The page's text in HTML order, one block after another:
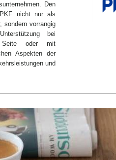
Den
nicht nur als
sondern vorrangig
bei
Seite oder mit
Aspekten der
und